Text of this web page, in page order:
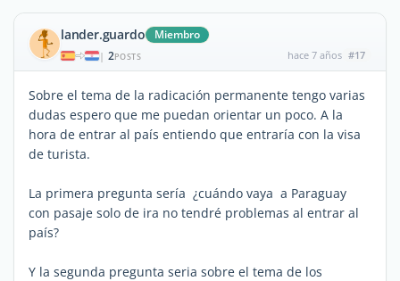
lander.guardo Miembro
| 2POSTS hace 7 años #17
Sobre el tema de la radicación permanente tengo varias
dudas espero que me puedan orientar un poco. A la
hora de entrar al país entiendo que entraría con la visa
de turista.
La primera pregunta sería ¿cuándo vaya a Paraguay
con pasaje solo de ira no tendré problemas al entrar al
país?
Y la segunda pregunta seria sobre el tema de los